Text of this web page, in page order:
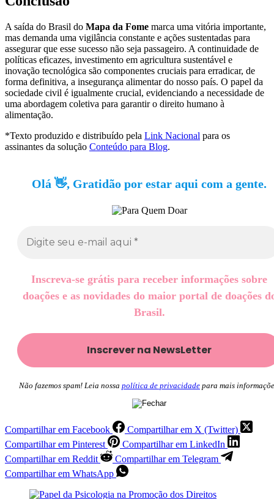
A saída do Brasil do Mapa da Fome marca uma vitória importante,
mas demanda uma vigilância constante e ações sustentadas para
assegurar que esse sucesso não seja passageiro. A continuidade de
políticas eficazes, investimento em agricultura sustentável e
inovação tecnológica são componentes cruciais para erradicar, de
forma definitiva, a insegurança alimentar do nosso país. O papel da
sociedade civil é igualmente crucial, evidenciando a necessidade de
uma abordagem coletiva para garantir o direito humano à
alimentação.
*Texto produzido e distribuído pela Link Nacional para os
assinantes da solução Conteúdo para Blog.
Olá 👋, Gratidão por estar aqui com a gente.
Inscreva-se grátis para receber informações sobre
doações e as novidades do maior portal de doações
Brasil.
Não fazemos spam! Leia nossa política de privacidade para mais
Compartilhar em Facebook
Compartilhar em X (Twitter)
Compartilhar em Pinterest
Compartilhar em LinkedIn
Compartilhar em Reddit
Compartilhar em Telegram
Compartilhar em WhatsApp